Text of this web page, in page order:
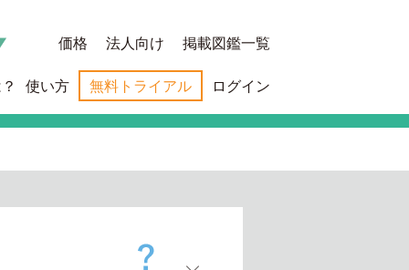
価格 法人向け 掲載図鑑一覧
使い方 無料トライアル ログイン